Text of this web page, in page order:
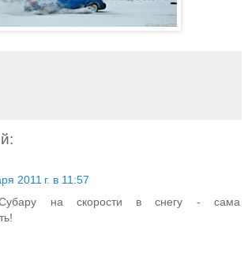
2011 г. в 11:57
Субару на скорости в снегу - сама